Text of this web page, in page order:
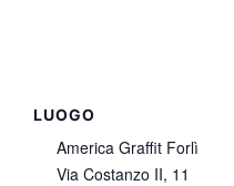
LUOGO
America Graffit Forlì
Via Costanzo II, 11